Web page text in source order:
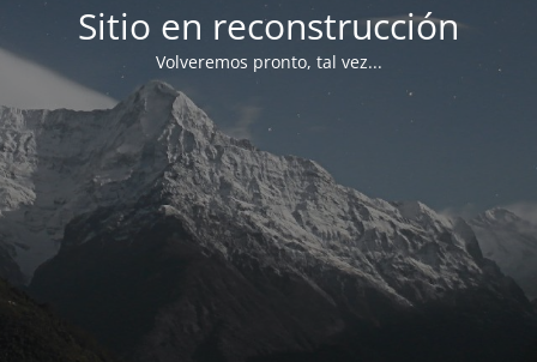
Sitio en reconstrucción
Volveremos pronto, tal vez...